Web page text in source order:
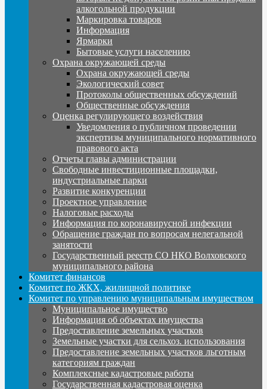
алкогольной продукции
Маркировка товаров
Информация
Ярмарки
Бытовые услуги населению
Охрана окружающей среды
Охрана окружающей среды
Экологический совет
Протоколы общественных обсуждений
Общественные обсуждения
Оценка регулирующего воздействия
Уведомления о публичном проведении
экспертизы муниципального нормативного
правового акта
Отчеты главы администрации
Свободные инвестиционные площадки,
индустриальные парки
Развитие конкуренции
Проектное управление
Налоговые расходы
Информация по коронавирусной инфекции
Обращение граждан по вопросам нелегальной
занятости
Государственный реестр СО НКО Волховского
муниципального района
Комитет финансов
Комитет по ЖКХ, жилищной политике
Комитет по управлению муниципальным имуществом
Муниципальное имущество
Информация об объектах имущества
Предоставление земельных участков
Земельные участки для сельхоз. использования
Предоставление земельных участков льготным
категориям граждан
Комплексные кадастровые работы
Государственная кадастровая оценка